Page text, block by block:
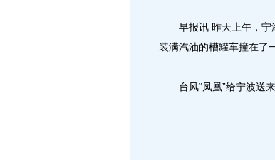
早报讯 昨天上午，宁
装满汽油的槽罐车撞在了
台风“凤凰”给宁波送来